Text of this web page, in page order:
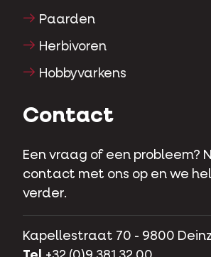
Paarden
Herbivoren
Hobbyvarkens
Contact
Een vraag of een probleem?
contact met ons op en we
verder.
Kapellestraat 70 - 9800